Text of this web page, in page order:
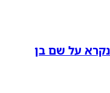
על שם בן